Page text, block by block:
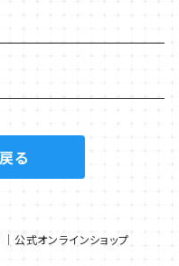
る
公式オンラインショップ